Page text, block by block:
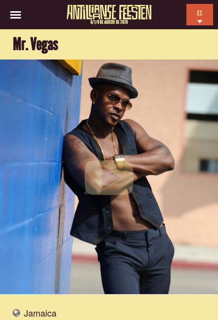
6/7/8 DE AGOSTO DE 2026
ES
FR
Mr. Vegas
Jamaica